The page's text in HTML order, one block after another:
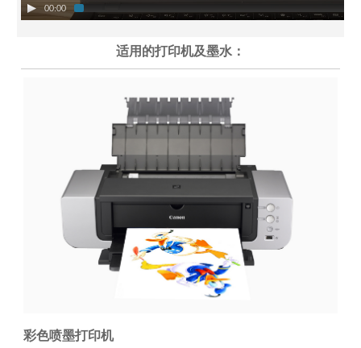
00:00
适用的打印机及墨水：
彩色喷墨打印机